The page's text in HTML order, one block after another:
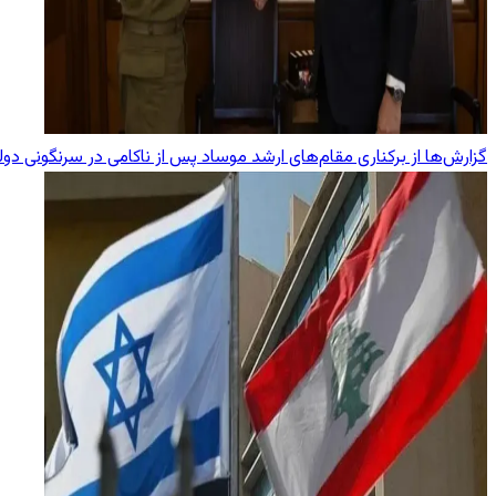
گزارش‌ها از برکناری مقام‌های ارشد موساد پس از ناکامی در سرنگونی